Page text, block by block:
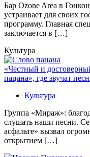
Бaр Ozone Area в
устраивает для своих
программу. Главная
заключается в […]
Культура
«Честный и
пацана», где звучат
Культура
Группа «Мираж»:
слушать наши песни.
асфальте» вызвал
открытием […]